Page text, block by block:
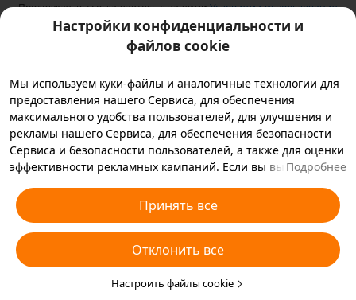
Продолжая, вы соглашаетесь с нашимиУсловиями использования
и подтверждаете, что прочитали нашу Политику
конфиденциальности
Настройки конфиденциальности и
файлов cookie
Мы используем куки-файлы и аналогичные технологии для
предоставления нашего Сервиса, для обеспечения
максимального удобства пользователей, для улучшения и
рекламы нашего Сервиса, для обеспечения безопасности
Сервиса и безопасности пользователей, а также для оценки
эффективности рекламных кампаний. Если вы выбираете
с которыми мы работаем, будем хранить куки-файлы и
использовать аналогичные технологии на вашем
устройстве в рекламных целях. Вы также можете выбрать
«Отклонить все», чтобы отклонить все необязательные
куки-файлы, или выбрать, какие типы куки-файлов
необходимо принять или отклонить. Для этого нажмите
Подробнее
Принять все
Отклонить все
Настроить файлы cookie